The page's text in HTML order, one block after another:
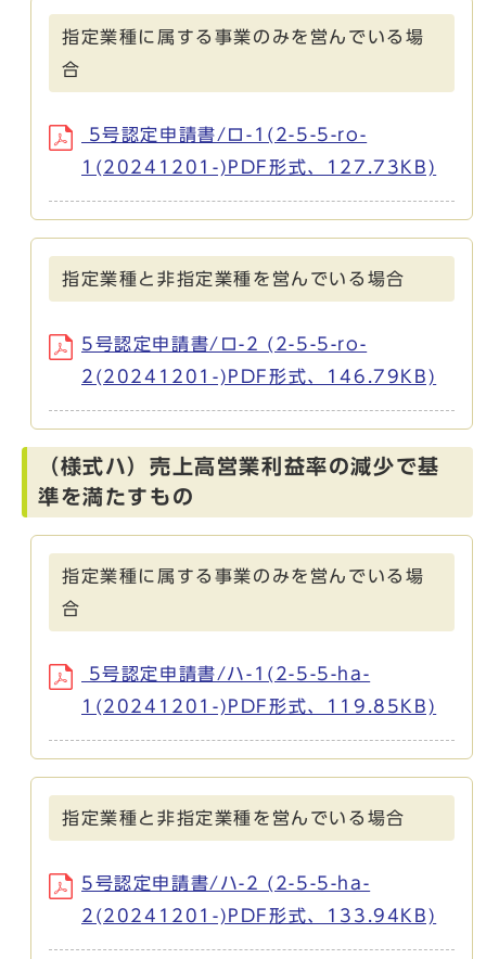
指定業種に属する事業のみを営んでいる場
合
5号認定申請書/ロ-1(2-5-5-ro-
1(20241201-)PDF形式、127.73KB)
指定業種と非指定業種を営んでいる場合
5号認定申請書/ロ-2 (2-5-5-ro-
2(20241201-)PDF形式、146.79KB)
（様式ハ）売上高営業利益率の減少で基
準を満たすもの
指定業種に属する事業のみを営んでいる場
合
5号認定申請書/ハ-1(2-5-5-ha-
1(20241201-)PDF形式、119.85KB)
指定業種と非指定業種を営んでいる場合
5号認定申請書/ハ-2 (2-5-5-ha-
2(20241201-)PDF形式、133.94KB)